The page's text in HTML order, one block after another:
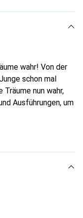
wahr! Von der
schon mal
nun wahr,
Ausführungen, um